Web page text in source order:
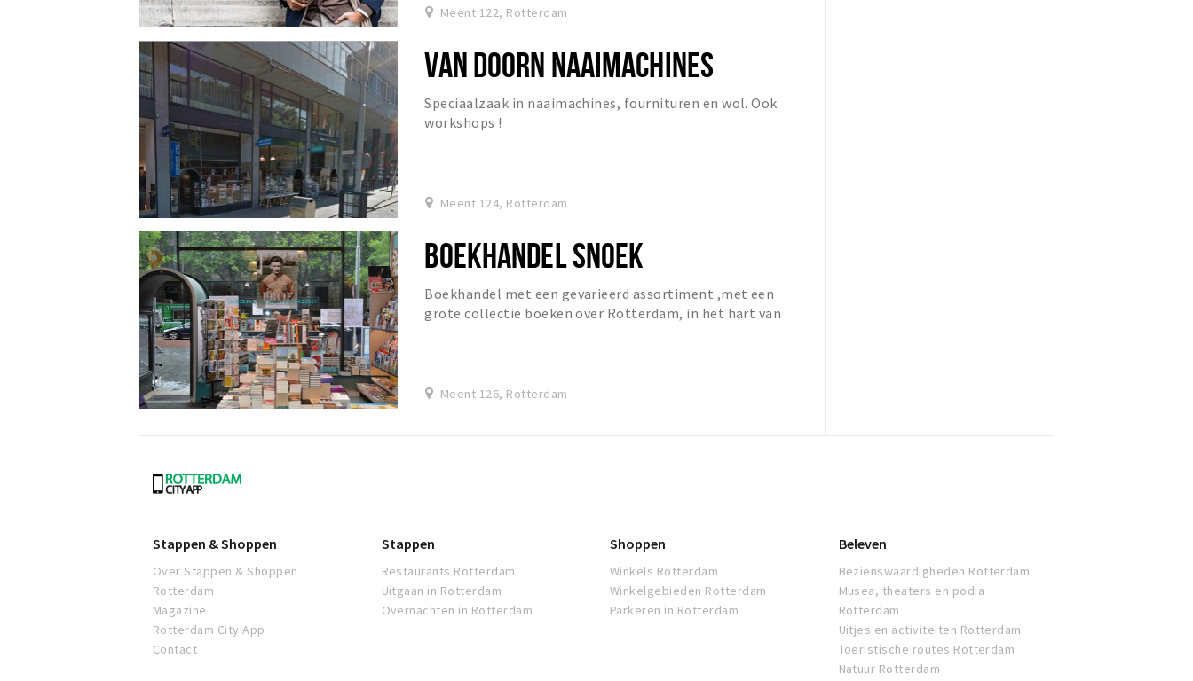
Meent 122, Rotterdam
VAN DOORN NAAIMACHINES
Speciaalzaak in naaimachines, fournituren en wol. Ook
workshops !
Meent 124, Rotterdam
BOEKHANDEL SNOEK
Boekhandel met een gevarieerd assortiment ,met een
grote collectie boeken over Rotterdam, in het hart van
Meent 126, Rotterdam
Rotterdam
Stappen & Shoppen
Over Stappen & Shoppen
Rotterdam
Magazine
Rotterdam City App
Contact
Stappen
Restaurants Rotterdam
Uitgaan in Rotterdam
Overnachten in Rotterdam
Shoppen
Winkels Rotterdam
Winkelgebieden Rotterdam
Parkeren in Rotterdam
Beleven
Bezienswaardigheden Rotterdam
Musea, theaters en podia
Rotterdam
Uitjes en activiteiten Rotterdam
Toeristische routes Rotterdam
Natuur Rotterdam